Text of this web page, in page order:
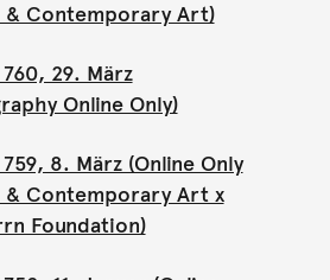
& Contemporary Art)
29. März
Online Only)
8. März (Online Only
& Contemporary Art x
Foundation)